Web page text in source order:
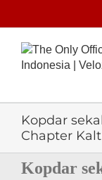
Kopdar
Chapter
Kopdar